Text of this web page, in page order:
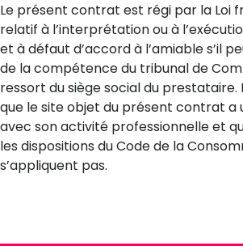
Le présent contrat est régi par la Loi
relatif à l’interprétation ou à
et à défaut d’accord à l’amiable s’il
de la compétence du tribunal de
ressort du siège social du
que le site objet du présent contrat
avec son activité professionnelle et
les dispositions du Code de la
s’appliquent pas.